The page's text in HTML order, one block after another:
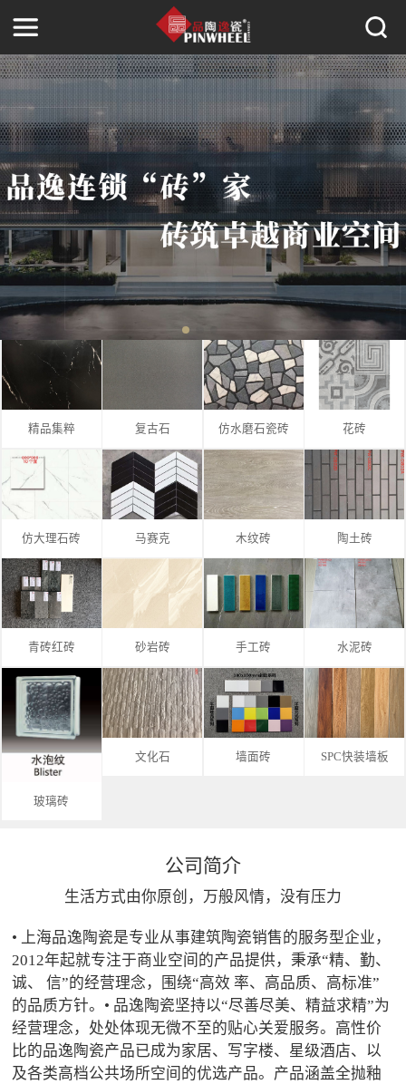
精品集粹 复古石 仿水磨石瓷砖 花砖
仿大理石砖 马赛克 木纹砖 陶土砖
青砖红砖 砂岩砖 手工砖 水泥砖
玻璃砖
文化石 墙面砖 SPC快装墙板
公司简介
生活方式由你原创，万般风情，没有压力
• 上海品逸陶瓷是专业从事建筑陶瓷销售的服务型企业，
2012年起就专注于商业空间的产品提供，秉承“精、勤、
诚、 信”的经营理念，围绕“高效 率、高品质、高标准”
的品质方针。• 品逸陶瓷坚持以“尽善尽美、精益求精”为
经营理念，处处体现无微不至的贴心关爱服务。高性价
比的品逸陶瓷产品已成为家居、写字楼、星级酒店、以
及各类高档公共场所空间的优选产品。产品涵盖全抛釉